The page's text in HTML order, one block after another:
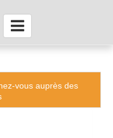
vous auprès des